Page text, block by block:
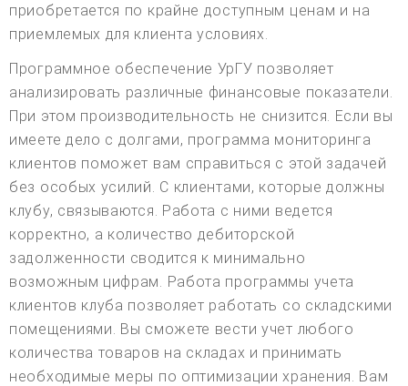
приобретается по крайне доступным ценам и на
приемлемых для клиента условиях.
Программное обеспечение УрГУ позволяет
анализировать различные финансовые показатели.
При этом производительность не снизится. Если вы
имеете дело с долгами, программа мониторинга
клиентов поможет вам справиться с этой задачей
без особых усилий. С клиентами, которые должны
клубу, связываются. Работа с ними ведется
корректно, а количество дебиторской
задолженности сводится к минимально
возможным цифрам. Работа программы учета
клиентов клуба позволяет работать со складскими
помещениями. Вы сможете вести учет любого
количества товаров на складах и принимать
необходимые меры по оптимизации хранения. Вам